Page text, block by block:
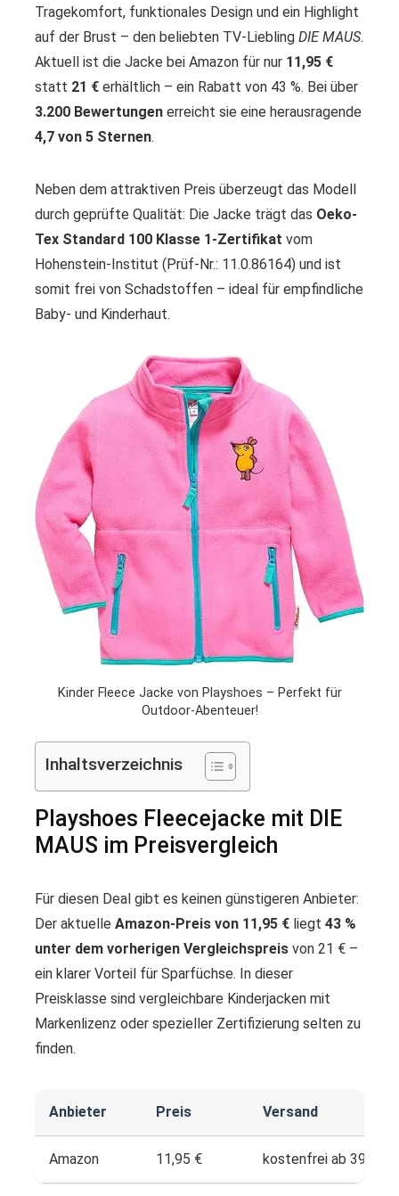
Tragekomfort, funktionales Design und ein Highlight
auf der Brust – den beliebten TV-Liebling DIE MAUS.
Aktuell ist die Jacke bei Amazon für nur 11,95 €
statt 21 € erhältlich – ein Rabatt von 43 %. Bei über
3.200 Bewertungen erreicht sie eine herausragende
4,7 von 5 Sternen.
Neben dem attraktiven Preis überzeugt das Modell
durch geprüfte Qualität: Die Jacke trägt das Oeko-
Tex Standard 100 Klasse 1-Zertifikat vom
Hohenstein-Institut (Prüf-Nr.: 11.0.86164) und ist
somit frei von Schadstoffen – ideal für empfindliche
Baby- und Kinderhaut.
Kinder Fleece Jacke von Playshoes – Perfekt für
Outdoor-Abenteuer!
Inhaltsverzeichnis
Playshoes Fleecejacke mit DIE
MAUS im Preisvergleich
Für diesen Deal gibt es keinen günstigeren Anbieter:
Der aktuelle Amazon-Preis von 11,95 € liegt 43 %
unter dem vorherigen Vergleichspreis von 21 € –
ein klarer Vorteil für Sparfüchse. In dieser
Preisklasse sind vergleichbare Kinderjacken mit
Markenlizenz oder spezieller Zertifizierung selten zu
finden.
Anbieter Preis Versand
Amazon 11,95 € kostenfrei ab 39 €